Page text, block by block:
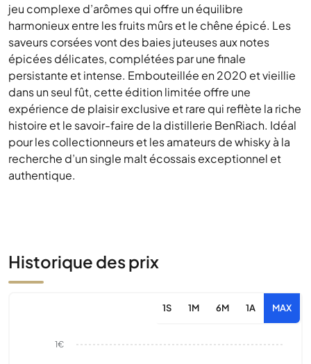
jeu complexe d’arômes qui offre un équilibre
harmonieux entre les fruits mûrs et le chêne épicé. Les
saveurs corsées vont des baies juteuses aux notes
épicées délicates, complétées par une finale
persistante et intense. Embouteillée en 2020 et vieillie
dans un seul fût, cette édition limitée offre une
expérience de plaisir exclusive et rare qui reflète la riche
histoire et le savoir-faire de la distillerie BenRiach. Idéal
pour les collectionneurs et les amateurs de whisky à la
recherche d’un single malt écossais exceptionnel et
authentique.
Historique des prix
1S 1M 6M 1A MAX
1€